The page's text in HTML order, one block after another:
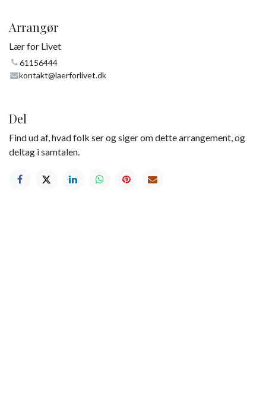
Arrangør
Lær for Livet
61156444
kontakt@laerforlivet.dk
Del
Find ud af, hvad folk ser og siger om dette arrangement, og
deltag i samtalen.